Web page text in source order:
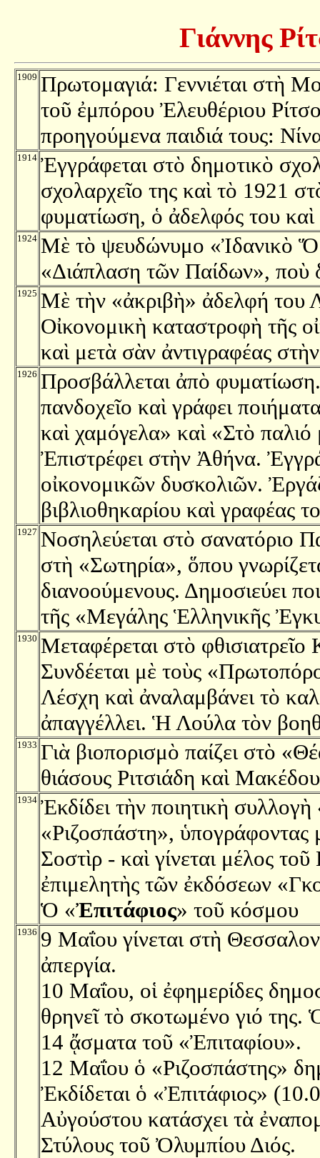
Γιάννης
1909 Πρωτομαγιά: Γεννιέται στὴ
τοῦ ἐμπόρου Ἐλευθέριου
προηγούμενα παιδιά τους:
1914 Ἐγγράφεται στὸ δημοτικὸ
σχολαρχεῖο της καὶ τὸ 1921
φυματίωση, ὁ ἀδελφός του
1924 Μὲ τὸ ψευδώνυμο «Ἰδανικὸ
«Διάπλαση τῶν Παίδων», ποὺ
1925 Μὲ τὴν «ἀκριβὴ» ἀδελφή του
Οἰκονομικὴ καταστροφὴ τῆς
καὶ μετὰ σὰν ἀντιγραφέας
1926 Προσβάλλεται ἀπὸ
πανδοχεῖο καὶ γράφει
καὶ χαμόγελα» καὶ «Στὸ
Ἐπιστρέφει στὴν Ἀθήνα.
οἰκονομικῶν δυσκολιῶν.
βιβλιοθηκαρίου καὶ γραφέας
1927 Νοσηλεύεται στὸ σανατόριο
στὴ «Σωτηρία», ὅπου
διανοούμενους. Δημοσιεύει
τῆς «Μεγάλης Ἑλληνικῆς
1930 Μεταφέρεται στὸ
Συνδέεται μὲ τοὺς
Λέσχη καὶ ἀναλαμβάνει τὸ
ἀπαγγέλλει. Ἡ Λούλα τὸν
1933 Γιὰ βιοπορισμὸ παίζει στὸ
θιάσους Ριτσιάδη καὶ
1934 Ἐκδίδει τὴν ποιητικὴ
«Ριζοσπάστη», ὑπογράφοντας
Σοστὶρ - καὶ γίνεται μέλος
ἐπιμελητὴς τῶν ἐκδόσεων
Ὁ «Ἐπιτάφιος» τοῦ κόσμου
1936 9 Μαΐου γίνεται στὴ
ἀπεργία.
10 Μαΐου, οἱ ἐφημερίδες
θρηνεῖ τὸ σκοτωμένο γιό της.
14 ᾄσματα τοῦ «Ἐπιταφίου».
12 Μαΐου ὁ «Ριζοσπάστης»
Ἐκδίδεται ὁ «Ἐπιτάφιος»
Αὐγούστου κατάσχει τὰ
Στύλους τοῦ Ὀλυμπίου Διός.